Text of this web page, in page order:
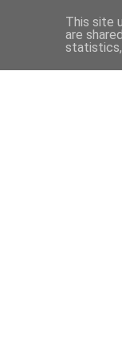
This site
are
statistics,